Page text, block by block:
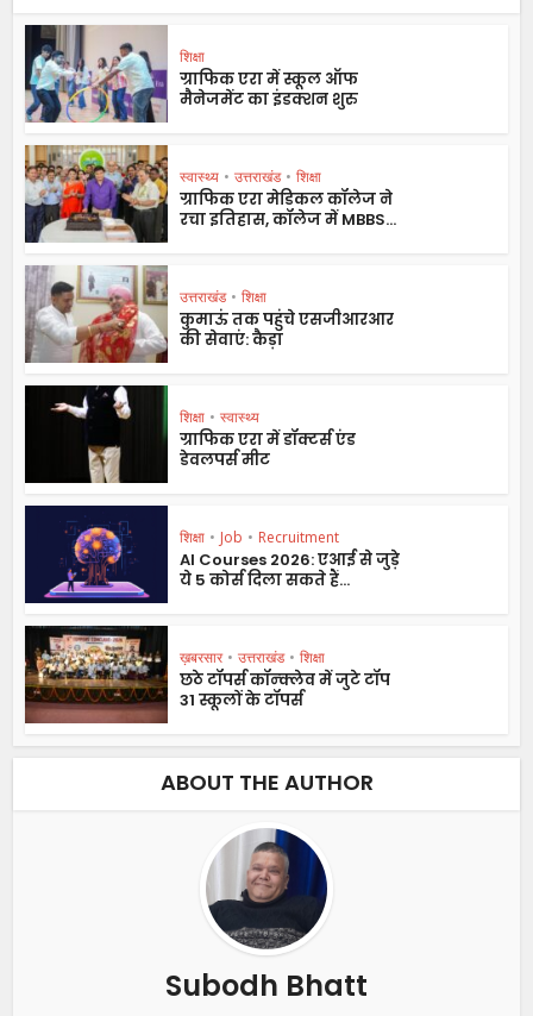
शिक्षा
ग्राफिक एरा में स्कूल ऑफ
मैनेजमेंट का इंडक्शन शुरु
स्वास्थ्य • उत्तराखंड • शिक्षा
ग्राफिक एरा मेडिकल कॉलेज ने
रचा इतिहास, कॉलेज में MBBS...
उत्तराखंड • शिक्षा
कुमाऊं तक पहुंचे एसजीआरआर
की सेवाएं: कैड़ा
शिक्षा • स्वास्थ्य
ग्राफिक एरा में डॉक्टर्स एंड
डेवलपर्स मीट
शिक्षा • Job • Recruitment
AI Courses 2026: एआई से जुड़े
ये 5 कोर्स दिला सकते हैं...
ख़बरसार • उत्तराखंड • शिक्षा
छठे टॉपर्स कॉन्क्लेव में जुटे टॉप
31 स्कूलों के टॉपर्स
ABOUT THE AUTHOR
Subodh Bhatt